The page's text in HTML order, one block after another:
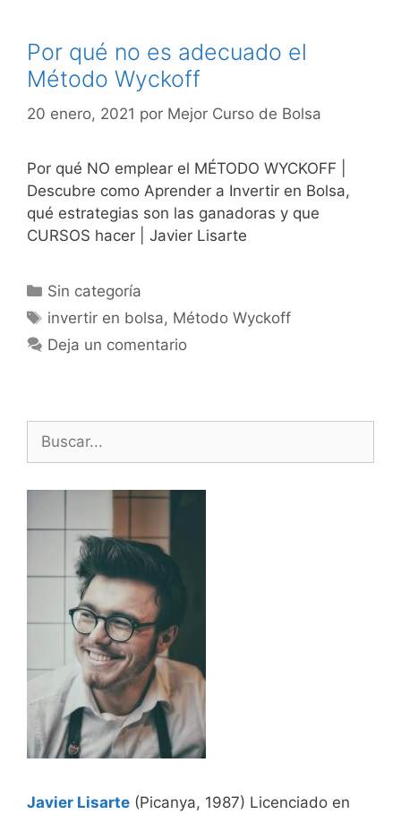
Por qué no es adecuado el
Método Wyckoff
20 enero, 2021 por Mejor Curso de Bolsa
Por qué NO emplear el MÉTODO WYCKOFF |
Descubre como Aprender a Invertir en Bolsa,
qué estrategias son las ganadoras y que
CURSOS hacer | Javier Lisarte
Categorías
Sin categoría
Etiquetas
invertir en bolsa, Método Wyckoff
Deja un comentario
Javier Lisarte (Picanya, 1987) Licenciado en